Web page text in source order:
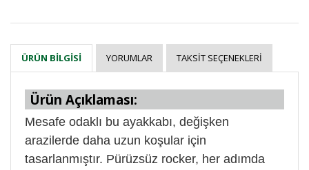
ÜRÜN BILGISI YORUMLAR TAKSIT SEÇENEKLERI
Ürün Açıklaması:
Mesafe odaklı bu ayakkabı, değişken
arazilerde daha uzun koşular için
tasarlanmıştır. Pürüzsüz rocker, her adımda